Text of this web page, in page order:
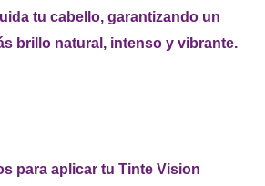
tu cabello, garantizando un
brillo natural, intenso y vibrante.
para aplicar tu Tinte Vision